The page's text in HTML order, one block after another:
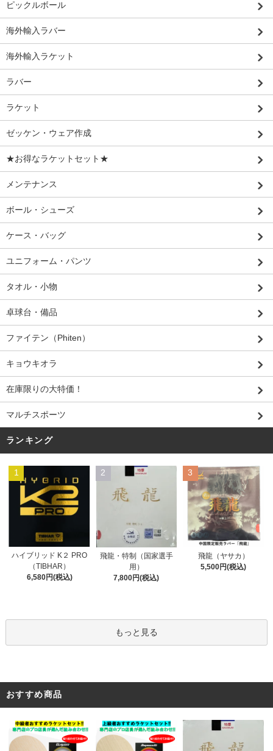
ピックルボール
海外輸入ラバー
海外輸入ラケット
ラバー
ラケット
ゼッケン・ウェア作成
★お得なラケットセット★
メンテナンス
ボール・シューズ
ケース・バッグ
ユニフォーム・パンツ
タオル・小物
卓球台・備品
ファイテン（Phiten）
キョウキオラ
在庫限りの大特価！
マルチスポーツ
ランキング
1
ハイブリッド K２ PRO
（TIBHAR）
6,580円(税込)
2
飛龍・特制（国家選手
用）
7,800円(税込)
3
飛龍（ヤサカ）
5,500円(税込)
もっと見る
おすすめ商品